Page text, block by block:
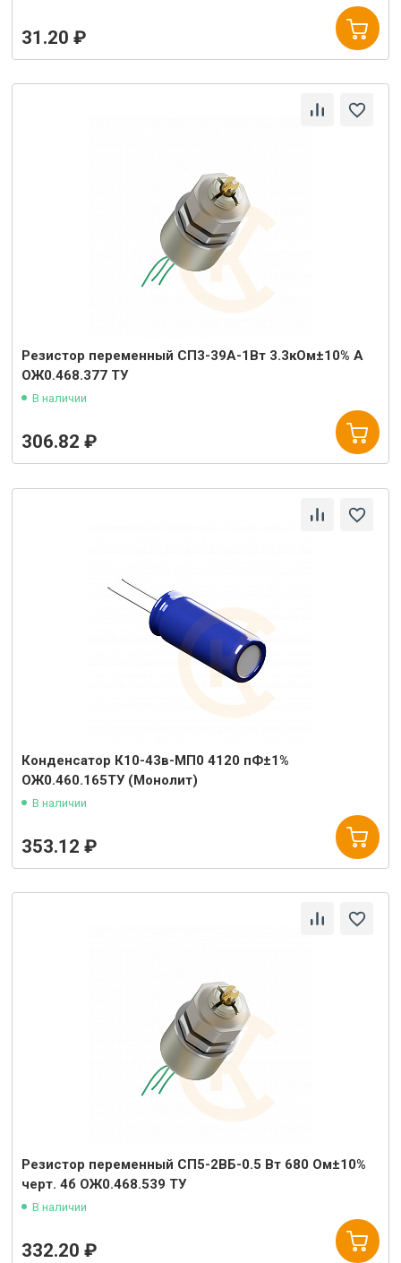
31.20 ₽
Резистор переменный СП3-39А-1Вт 3.3кОм±10% А
ОЖ0.468.377 ТУ
В наличии
306.82 ₽
Конденсатор К10-43в-МП0 4120 пФ±1%
ОЖ0.460.165ТУ (Монолит)
В наличии
353.12 ₽
Резистор переменный СП5-2ВБ-0.5 Вт 680 Ом±10%
черт. 4б ОЖ0.468.539 ТУ
В наличии
332.20 ₽